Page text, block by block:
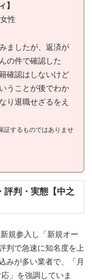
】
性
ましたが、返済が
の件で確認した
確認はしないけど
うことが後でわか
り退職せざるをえ
証するものではありませ
評判・実態【中之
規参入し「新規オー
判で急速に知名度を上
みが多い業者で、「月
」を強調していま